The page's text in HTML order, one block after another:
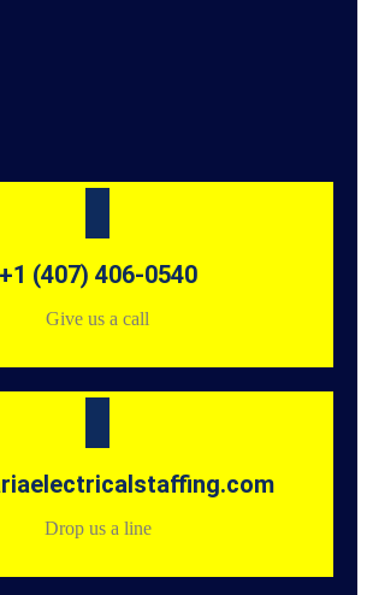
+1 (407) 406-0540
Give us a call
Drop us a line